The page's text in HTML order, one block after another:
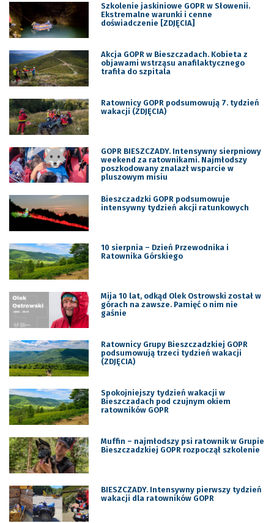
Szkolenie jaskiniowe GOPR w Słowenii.
Ekstremalne warunki i cenne
doświadczenie [ZDJĘCIA]
Akcja GOPR w Bieszczadach. Kobieta z
objawami wstrząsu anafilaktycznego
trafiła do szpitala
Ratownicy GOPR podsumowują 7. tydzień
wakacji (ZDJĘCIA)
GOPR BIESZCZADY. Intensywny sierpniowy
weekend za ratownikami. Najmłodszy
poszkodowany znalazł wsparcie w
pluszowym misiu
Bieszczadzki GOPR podsumowuje
intensywny tydzień akcji ratunkowych
10 sierpnia – Dzień Przewodnika i
Ratownika Górskiego
Mija 10 lat, odkąd Olek Ostrowski został w
górach na zawsze. Pamięć o nim nie
gaśnie
Ratownicy Grupy Bieszczadzkiej GOPR
podsumowują trzeci tydzień wakacji
(ZDJĘCIA)
Spokojniejszy tydzień wakacji w
Bieszczadach pod czujnym okiem
ratowników GOPR
Muffin – najmłodszy psi ratownik w Grupie
Bieszczadzkiej GOPR rozpoczął szkolenie
BIESZCZADY. Intensywny pierwszy tydzień
wakacji dla ratowników GOPR